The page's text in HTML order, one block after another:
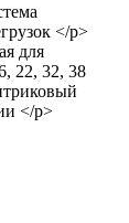
</p>
для
22, 32, 38
</p>